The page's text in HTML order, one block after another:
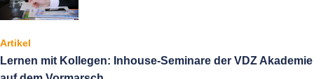
Artikel
Lernen mit Kollegen: Inhouse-Seminare der VDZ Akademie